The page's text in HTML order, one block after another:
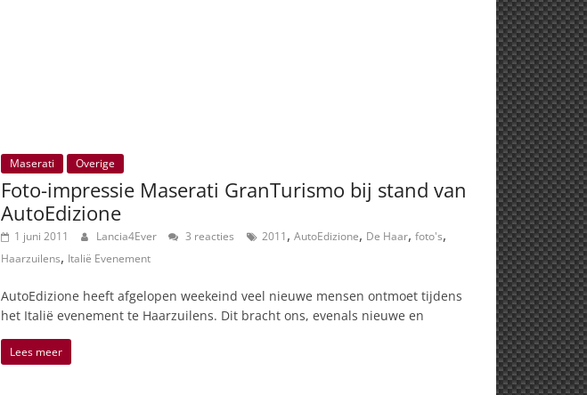
Maserati Overige
Foto-impressie Maserati GranTurismo bij stand van
AutoEdizione
1 juni 2011 Lancia4Ever 3 reacties 2011, AutoEdizione, De Haar, foto's,
Haarzuilens, Italië Evenement
AutoEdizione heeft afgelopen weekeind veel nieuwe mensen ontmoet tijdens
het Italië evenement te Haarzuilens. Dit bracht ons, evenals nieuwe en
Lees meer